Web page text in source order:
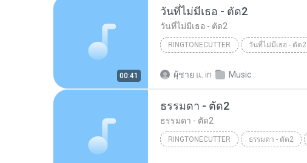
00:41
วันที่ไม่มีเธอ - ตัด2
วันที่ไม่มีเธอ - ตัด2
RINGTONECUTTER วันที่ไม่มีเธอ - ตัด2
ผุ้ชาย แ. in Music
ธรรมดา - ตัด2
ธรรมดา - ตัด2
RINGTONECUTTER ธรรมดา - ตัด2